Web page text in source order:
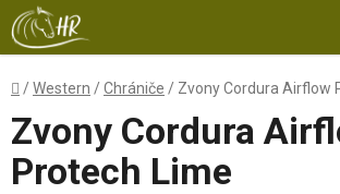
Přejít
na
obsah
Domů
/Western /Chrániče / Zvony Cordura Airflow
Zvony Cordura
Protech Lime